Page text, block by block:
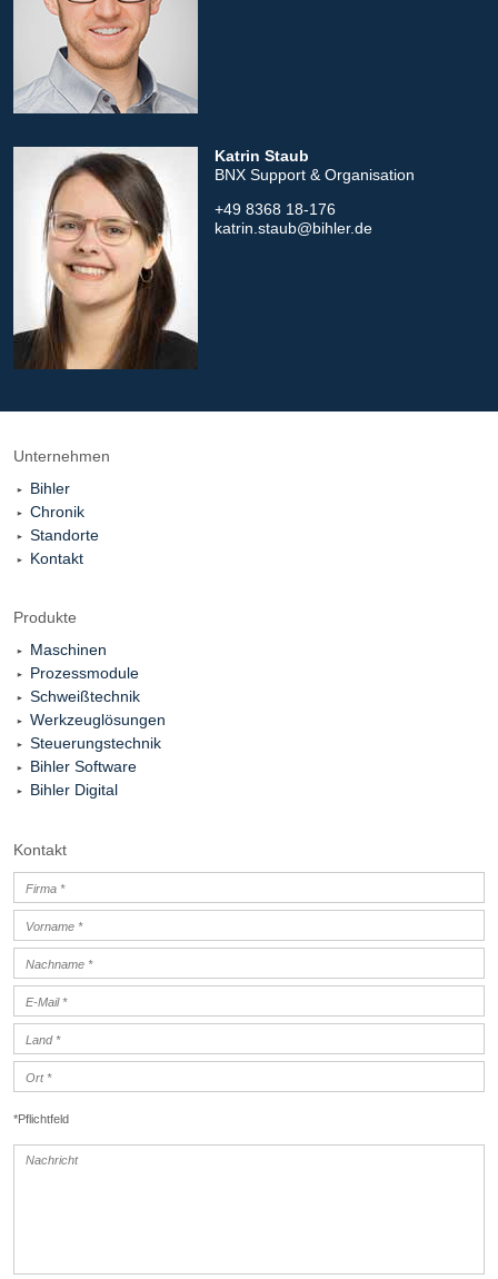
Katrin Staub
BNX Support & Organisation
+49 8368 18-176
katrin.staub@bihler.de
Unternehmen
Bihler
Chronik
Standorte
Kontakt
Produkte
Maschinen
Prozessmodule
Schweißtechnik
Werkzeuglösungen
Steuerungstechnik
Bihler Software
Bihler Digital
Kontakt
*Pflichtfeld